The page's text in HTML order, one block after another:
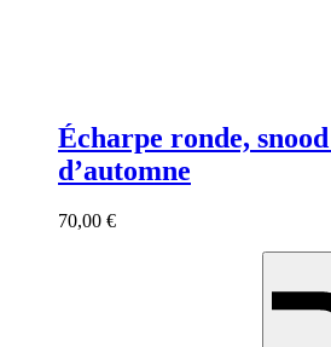
Écharpe ronde,
d’automne
70,00 €